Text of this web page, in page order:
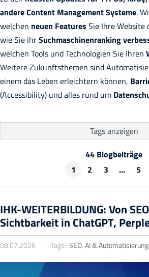
andere Content Management Systeme.
welchen neuen Features Sie Ihre
wie Sie ihrSuchmaschinenranking
welchen Tools und Technologien Sie Ihren
Weitere Zukunftsthemen sind
einem das Leben erleichtern können,
(Accessibility) und alles rund um
Tagsanzeigen
44 Blogbeiträge
1
2 3 … 5
IHK-WEITERBILDUNG: Von
Sichtbarkeit in ChatGPT,
08.07.2026 Tags: SEO,AI & Automatisierung,